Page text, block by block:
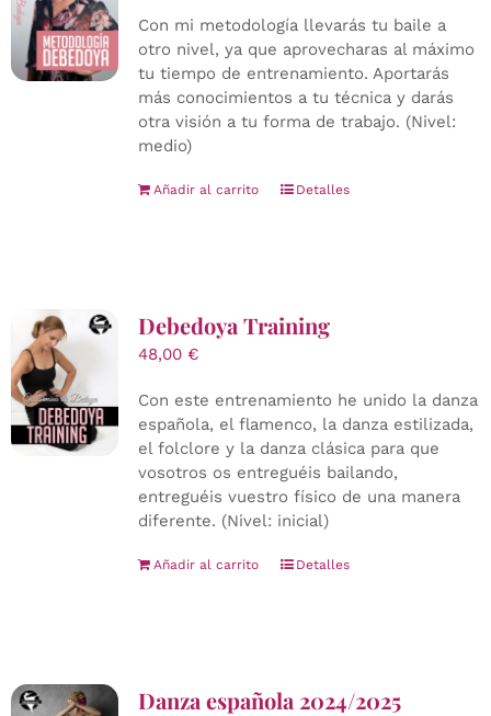
Con mi metodología llevarás tu baile a
otro nivel, ya que aprovecharas al máximo
tu tiempo de entrenamiento. Aportarás
más conocimientos a tu técnica y darás
otra visión a tu forma de trabajo. (Nivel:
medio)
Añadir al carrito Detalles
Debedoya Training
48,00 €
Con este entrenamiento he unido la danza
española, el flamenco, la danza estilizada,
el folclore y la danza clásica para que
vosotros os entreguéis bailando,
entreguéis vuestro físico de una manera
diferente. (Nivel: inicial)
Añadir al carrito Detalles
Danza española 2024/2025